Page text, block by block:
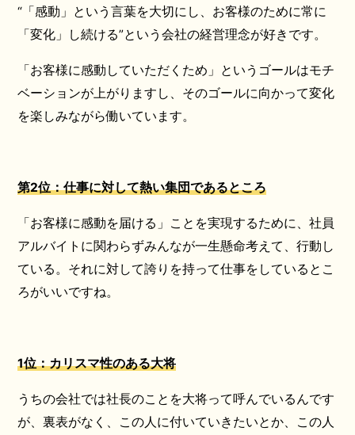
“「感動」という言葉を大切にし、お客様のために常に
「変化」し続ける”という会社の経営理念が好きです。
「お客様に感動していただくため」というゴールはモチ
ベーションが上がりますし、そのゴールに向かって変化
を楽しみながら働いています。
第2位：仕事に対して熱い集団であるところ
「お客様に感動を届ける」ことを実現するために、社員
アルバイトに関わらずみんなが一生懸命考えて、行動し
ている。それに対して誇りを持って仕事をしているとこ
ろがいいですね。
1位：カリスマ性のある大将
うちの会社では社長のことを大将って呼んでいるんです
が、裏表がなく、この人に付いていきたいとか、この人